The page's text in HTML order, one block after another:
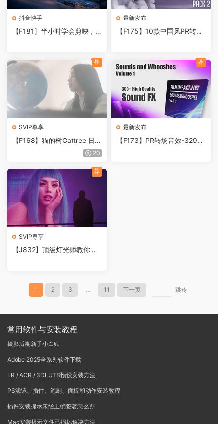
抖音快手
【F181】半小时学会剪映，
最新发布
【F175】10款中国风PR转场
SVIP尊享
【F168】猫的树Cattree 日系
20
荐
最新发布
【F173】PR转场音效-329个
荐
SVIP尊享
【J832】顶级灯光师教你商
荐
1 2 3 ... 11 下一页 跳转
常用软件与安装教程
摄影后期新手小白贴
Adobe 2025全系列软件下载
LR / ACR / 3DLUTS预设安装方法
PS滤镜、插件、笔刷、面板和动作安装教程
插件安装提示未经正确签署怎么办
Mac安装提示文件已损坏解决方法